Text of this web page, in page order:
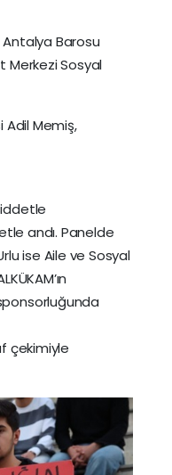
Antalya Barosu
Merkezi Sosyal
Adil Memiş,
andı. Panelde
ise Aile ve Sosyal
çekimiyle